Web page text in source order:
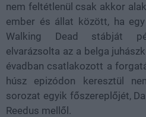
nem feltétlenül csak akkor
ember és állat között, ha
Walking Dead stábját
elvarázsolta az a belga
évadban csatlakozott a
húsz epizódon keresztül
sorozat egyik főszereplőjét,
Reedus mellől.